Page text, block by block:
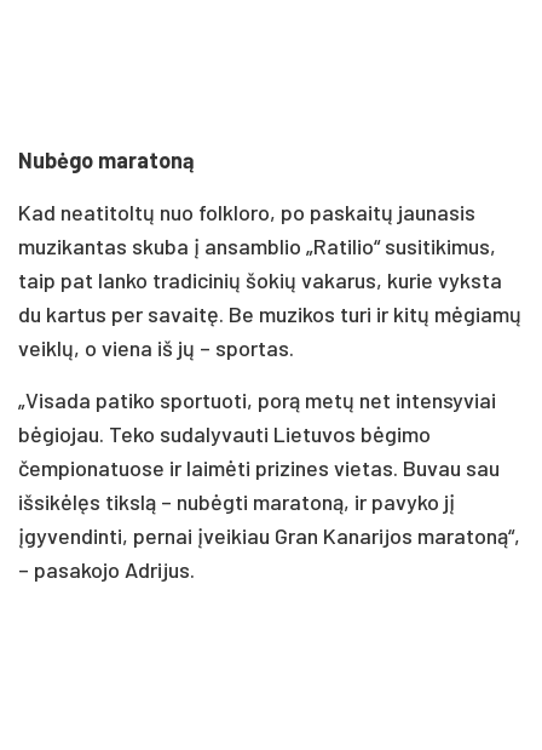
Nubėgo maratoną
Kad neatitoltų nuo folkloro, po paskaitų jaunasis
muzikantas skuba į ansamblio „Ratilio“ susitikimus,
taip pat lanko tradicinių šokių vakarus, kurie vyksta
du kartus per savaitę. Be muzikos turi ir kitų mėgiamų
veiklų, o viena iš jų – sportas.
„Visada patiko sportuoti, porą metų net intensyviai
bėgiojau. Teko sudalyvauti Lietuvos bėgimo
čempionatuose ir laimėti prizines vietas. Buvau sau
išsikėlęs tikslą – nubėgti maratoną, ir pavyko jį
įgyvendinti, pernai įveikiau Gran Kanarijos maratoną“,
– pasakojo Adrijus.